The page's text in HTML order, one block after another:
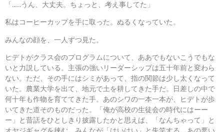
「……うん、大丈夫。ちょっと、考え事してた」
私はコーヒーカップを手に取った。ぬるくなっていた。
みんなの顔を、一人ずつ見た。
ヒデトがクラス会のプログラムについて、ああでもないこうでもな
いと力説している。主張の強いリーダーシップは五十年前と変わら
ない。ただ、その手にはシミがあって、指の関節は少し太くなって
いた。農業大学を出て、地元で土を耕してきた手だ。日差しの中で
何十年も作物を育ててきた手。あのシワの一本一本が、ヒデトが歩
いてきた道そのものだった。「俺が高校の生徒会の時代にはーー
ー」と昔話をひとしきり披露したかと思えば、「なんちゃって」と